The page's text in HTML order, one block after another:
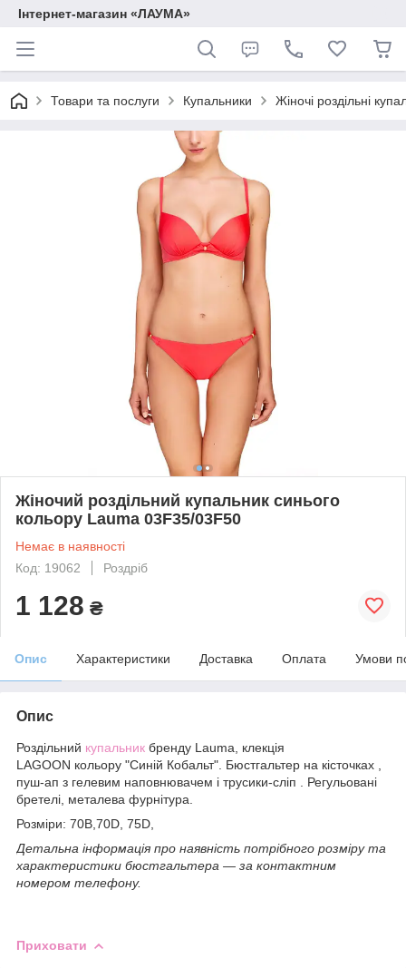
Інтернет-магазин «ЛАУМА»
Товари та послуги Купальники Жіночі роздільні
Жіночий роздільний купальник синього
кольору Lauma 03F35/03F50
Немає в наявності
Код: 19062
Роздріб
1 128 ₴
Опис Характеристики Доставка Оплата Умови
Опис
Роздільний купальник бренду Lauma, клекція
LAGOON кольору "Синій Кобальт". Бюстгальтер на кісточках ,
пуш-ап з гелевим наповнювачем і трусики-сліп . Регульовані
бретелі, металева фурнітура.
Розміри: 70B,70D, 75D,
Детальна інформація про наявність потрібного розміру та
характеристики бюстгальтера ― за контактним
номером телефону.
Приховати